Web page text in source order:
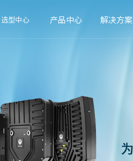
选型中心 产品中心 解决方案